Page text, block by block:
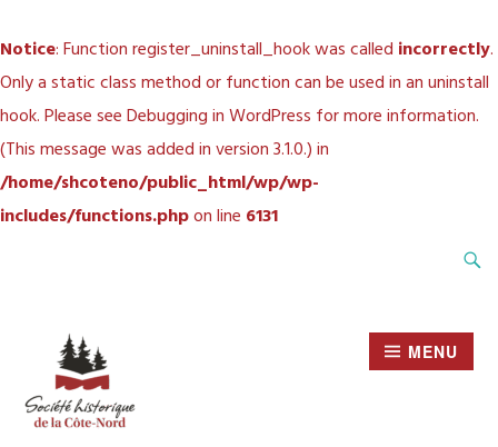
Notice: Function register_uninstall_hook was called incorrectly.
Only a static class method or function can be used in an uninstall
hook. Please seeDebugging in WordPress for more information.
(This message was added in version 3.1.0.) in
/home/shcoteno/public_html/wp/wp-
includes/functions.phpon line 6131
principal
MENU